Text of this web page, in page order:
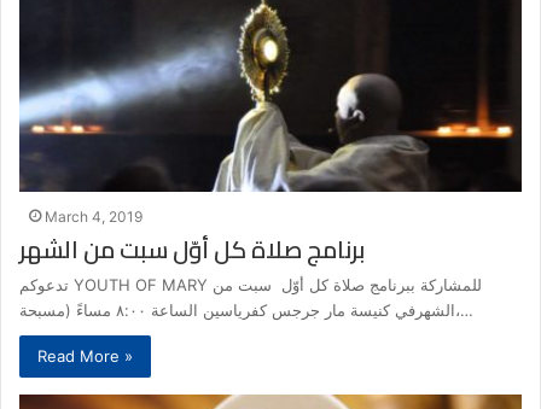
March 4, 2019
برنامج صلاة كل أوّل سبت من الشهر
تدعوكم YOUTH OF MARY للمشاركة ببرنامج صلاة كل أوّل سبت من
الشهرفي كنيسة مار جرجس كفرياسين الساعة ٨:٠٠ مساءً (مسبحة،…
Read More »